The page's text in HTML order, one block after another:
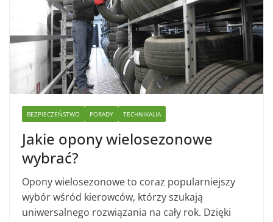
BEZPIECZEŃSTWO PORADY TECHNIKALIA
Jakie opony wielosezonowe
wybrać?
Opony wielosezonowe to coraz popularniejszy
wybór wśród kierowców, którzy szukają
uniwersalnego rozwiązania na cały rok. Dzięki